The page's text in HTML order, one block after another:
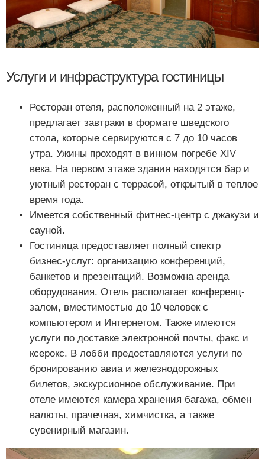
Услуги и инфраструктура гостиницы
Ресторан отеля, расположенный на 2 этаже,
предлагает завтраки в формате шведского
стола, которые сервируются с 7 до 10 часов
утра. Ужины проходят в винном погребе XIV
века. На первом этаже здания находятся бар и
уютный ресторан с террасой, открытый в теплое
время года.
Имеется собственный фитнес-центр с джакузи и
сауной.
Гостиница предоставляет полный спектр
бизнес-услуг: организацию конференций,
банкетов и презентаций. Возможна аренда
оборудования. Отель располагает конференц-
залом, вместимостью до 10 человек с
компьютером и Интернетом. Также имеются
услуги по доставке электронной почты, факс и
ксерокс. В лобби предоставляются услуги по
бронированию авиа и железнодорожных
билетов, экскурсионное обслуживание. При
отеле имеются камера хранения багажа, обмен
валюты, прачечная, химчистка, а также
сувенирный магазин.